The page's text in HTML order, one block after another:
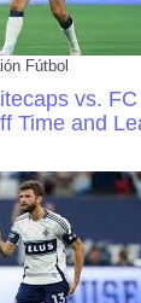
Fútbol
vs.
Time and